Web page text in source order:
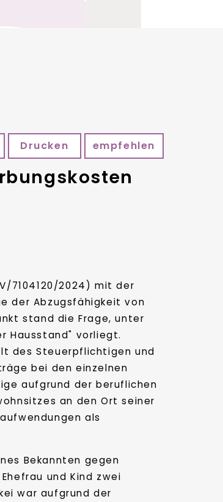
Drucken empfehlen
7104120/2024) mit der
der Abzugsfähigkeit von
stand die Frage, unter
Hausstand" vorliegt.
des Steuerpflichtigen und
bei den einzelnen
aufgrund der beruflichen
an den Ort seiner
als
Bekannten gegen
und Kind zwei
war aufgrund der